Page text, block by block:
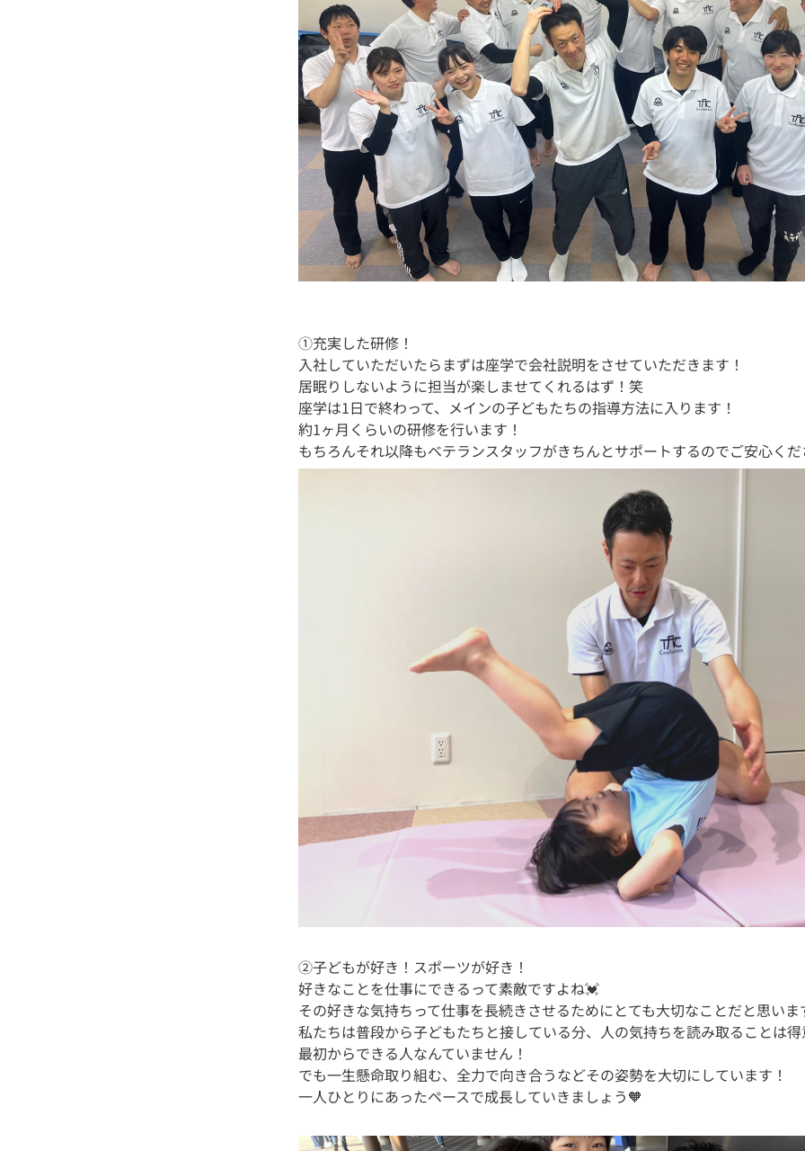
①充実した研修！
入社していただいたらまずは座学で会社説明をさせていただきます！
居眠りしないように担当が楽しませてくれるはず！笑
座学は1日で終わって、メインの子どもたちの指導方法に入ります！
約1ヶ月くらいの研修を行います！
②子どもが好き！スポーツが好き！
好きなことを仕事にできるって素敵ですよね💓
その好きな気持ちって仕事を長続きさせるためにとても大切なことだと思いま
私たちは普段から子どもたちと接している分、人の気持ちを読み取ることは
最初からできる人なんていません！
でも一生懸命取り組む、全力で向き合うなどその姿勢を大切にしています！